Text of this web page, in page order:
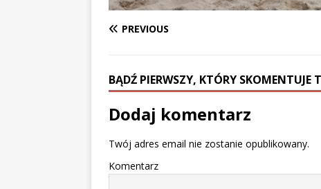
PREVIOUS
BĄDŹ PIERWSZY, KTÓRY SKOMENTUJE
Dodaj komentarz
Twój adres email nie zostanie opublikowany.
Komentarz